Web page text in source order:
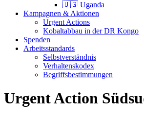
🇺🇬 Uganda
Kampagnen & Aktionen
Urgent Actions
Kobaltabbau in der DR Kongo
Spenden
Arbeitsstandards
Selbstverständnis
Verhaltenskodex
Begriffsbestimmungen
Urgent Action